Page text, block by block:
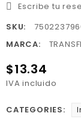
Escribe tu
SKU:
MARCA:
$13.34
IVA incluido
CATEGORIES: